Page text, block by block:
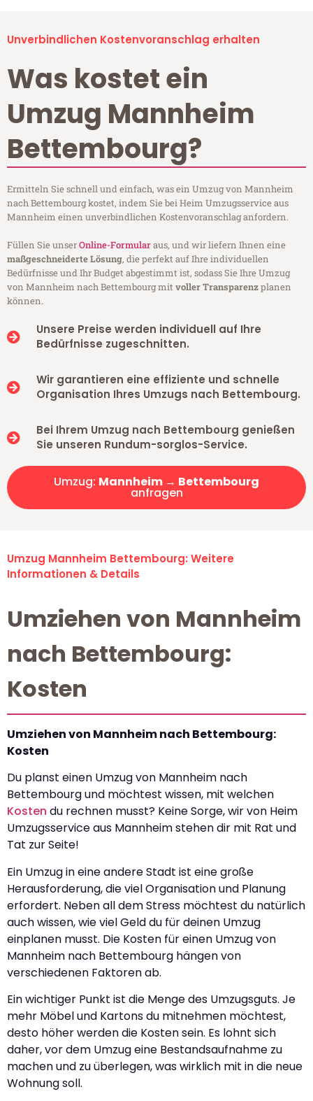
Unverbindlichen Kostenvoranschlag erhalten
Was kostet ein
Umzug Mannheim
Bettembourg?
Ermitteln Sie schnell und einfach, was ein Umzug von Mannheim
nach Bettembourg kostet, indem Sie bei Heim Umzugsservice aus
Mannheim einen unverbindlichen Kostenvoranschlag anfordern.
Füllen Sie unserOnline-Formularaus, und wir liefern Ihnen eine
maßgeschneiderte Lösung, die perfekt auf Ihre individuellen
Bedürfnisse und Ihr Budget abgestimmt ist, sodass Sie Ihre Umzug
von Mannheim nach Bettembourg mitvoller Transparenzplanen
können.
Unsere Preise werden individuell auf Ihre
Bedürfnisse zugeschnitten.
Wir garantieren eine effiziente und schnelle
Organisation Ihres Umzugs nach Bettembourg.
Bei Ihrem Umzug nach Bettembourg genießen
Sie unseren Rundum-sorglos-Service.
Umzug: Mannheim → Bettembourg
anfragen
Umzug Mannheim Bettembourg: Weitere
Informationen & Details
Umziehen von Mannheim
nach Bettembourg:
Kosten
Umziehen von Mannheim nach Bettembourg:
Kosten
Du planst einen Umzug von Mannheim nach
Bettembourg und möchtest wissen, mit welchen
Kosten du rechnen musst? Keine Sorge, wir von Heim
Umzugsservice aus Mannheim stehen dir mit Rat und
Tat zur Seite!
Ein Umzug in eine andere Stadt ist eine große
Herausforderung, die viel Organisation und Planung
erfordert. Neben all dem Stress möchtest du natürlich
auch wissen, wie viel Geld du für deinen Umzug
einplanen musst. Die Kosten für einen Umzug von
Mannheim nach Bettembourg hängen von
verschiedenen Faktoren ab.
Ein wichtiger Punkt ist die Menge des Umzugsguts. Je
mehr Möbel und Kartons du mitnehmen möchtest,
desto höher werden die Kosten sein. Es lohnt sich
daher, vor dem Umzug eine Bestandsaufnahme zu
machen und zu überlegen, was wirklich mit in die neue
Wohnung soll.